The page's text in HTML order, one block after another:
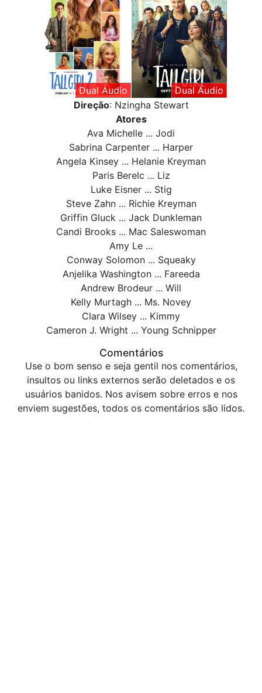
Dual Áudio
Dual Áudio
Direção: Nzingha Stewart
Atores
Ava Michelle ... Jodi
Sabrina Carpenter ... Harper
Angela Kinsey ... Helanie Kreyman
Paris Berelc ... Liz
Luke Eisner ... Stig
Steve Zahn ... Richie Kreyman
Griffin Gluck ... Jack Dunkleman
Candi Brooks ... Mac Saleswoman
Amy Le ...
Conway Solomon ... Squeaky
Anjelika Washington ... Fareeda
Andrew Brodeur ... Will
Kelly Murtagh ... Ms. Novey
Clara Wilsey ... Kimmy
Cameron J. Wright ... Young Schnipper
Comentários
Use o bom senso e seja gentil nos comentários,
insultos ou links externos serão deletados e os
usuários banidos. Nos avisem sobre erros e nos
enviem sugestões, todos os comentários são lidos.